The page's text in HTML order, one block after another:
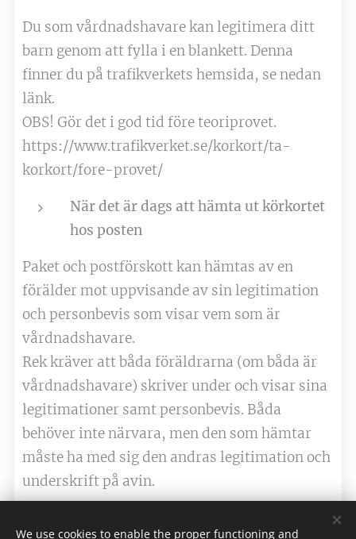
Du som vårdnadshavare kan legitimera ditt
barn genom att fylla i en blankett. Denna
finner du på trafikverkets hemsida, se nedan
länk.
OBS! Gör det i god tid före teoriprovet.
​​​​​​​https://www.trafikverket.se/korkort/ta-
korkort/fore-provet/
När det är dags att hämta ut körkortet
hos posten
Paket och postförskott kan hämtas av en
förälder mot uppvisande av sin legitimation
och personbevis som visar vem som är
vårdnadshavare.
Rek kräver att båda föräldrarna (om båda är
vårdnadshavare) skriver under och visar sina
legitimationer samt personbevis. Båda
behöver inte närvara, men den som hämtar
måste ha med sig den andras legitimation och
underskrift på avin.
We use cookies to enable the proper functioning and